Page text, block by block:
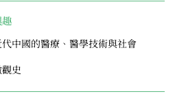
代中國的醫療、醫學技術與社會
史